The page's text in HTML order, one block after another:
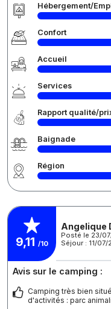
Hébergement/
Confort
Accueil
Services
Rapport qualité/
Baignade
Région
9,11 /10
Angelique
Posté le 23/
Séjour : 11/
Avis sur le camping :
Camping très bien
d'activités : parc